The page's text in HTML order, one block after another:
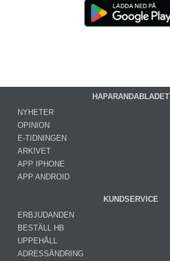
HAPARANDABLADET
NYHETER
OPINION
E-TIDNINGEN
ARKIVET
APP IPHONE
APP ANDROID
KUNDSERVICE
ERBJUDANDEN
BESTÄLL HB
UPPEHÅLL
ADRESSÄNDRING